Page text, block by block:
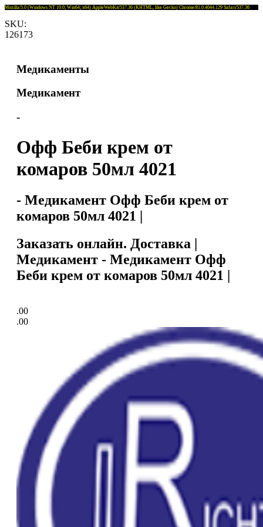
Mozilla/5.0 (Windows NT 10.0; Win64; x64) AppleWebKit/537.36 (KHTML, like Gecko) Chrome/81.0.4044.129 Safari/537.36
SKU:
126173
Медикаменты
Медикамент
-
Офф Беби крем от
комаров 50мл 4021
- Медикамент Офф Беби крем от
комаров 50мл 4021 |
Заказать онлайн. Доставка |
Медикамент - Медикамент Офф
Беби крем от комаров 50мл 4021 |
.00
.00